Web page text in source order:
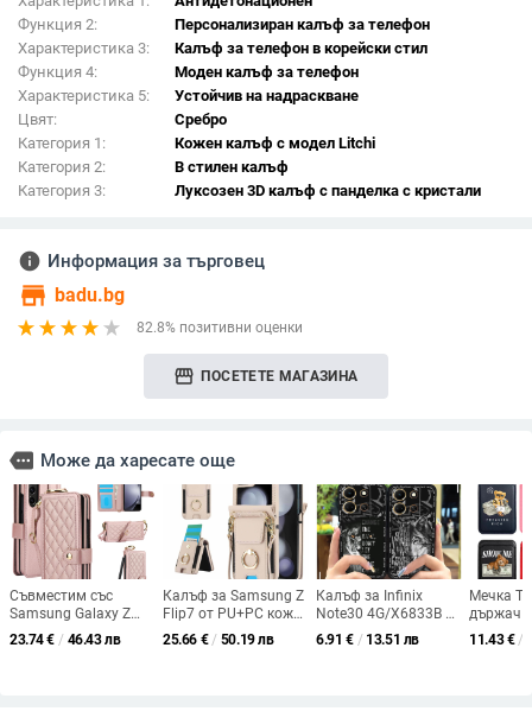
Функция 2:
Персонализиран калъф за телефон
Характеристика 3:
Калъф за телефон в корейски стил
Функция 4:
Моден калъф за телефон
Характеристика 5:
Устойчив на надраскване
Цвят:
Сребро
Категория 1:
Кожен калъф с модел Litchi
Категория 2:
В стилен калъф
Категория 3:
Луксозен 3D калъф с панделка с кристали
info Информация за търговец
store badu.bg
82.8% позитивни оценки
storefront ПОСЕТЕТЕ МАГАЗИНА
more Може да харесате още
Съвместим със
Samsung Galaxy Z
Fold6 и Z Fold7 —
кожен кейс за
23.74€ / 46.43 лв
Калъф за Samsung Z
Flip7 от PU+PC кожа
с джоб за карта,
пръстен за държане,
25.66 € / 50.19 лв
Калъф за Infinix
Note30 4G/X6833B –
TPU мек, защита от
падане,
6.91 € / 13.51 лв
Мечка
държач
PU кожа
12–15
11.43€ /